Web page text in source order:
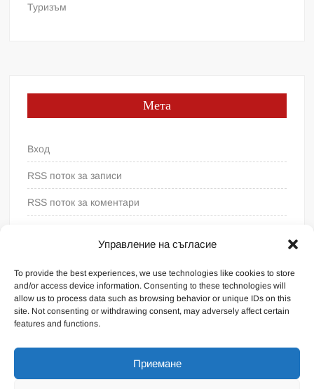
Управление на съгласие
To provide the best experiences, we use technologies like cookies to store
and/or access device information. Consenting to these technologies will
allow us to process data such as browsing behavior or unique IDs on this
site. Not consenting or withdrawing consent, may adversely affect certain
features and functions.
Приемане
Туризъм
Мета
Вход
RSS поток за записи
RSS поток за коментари